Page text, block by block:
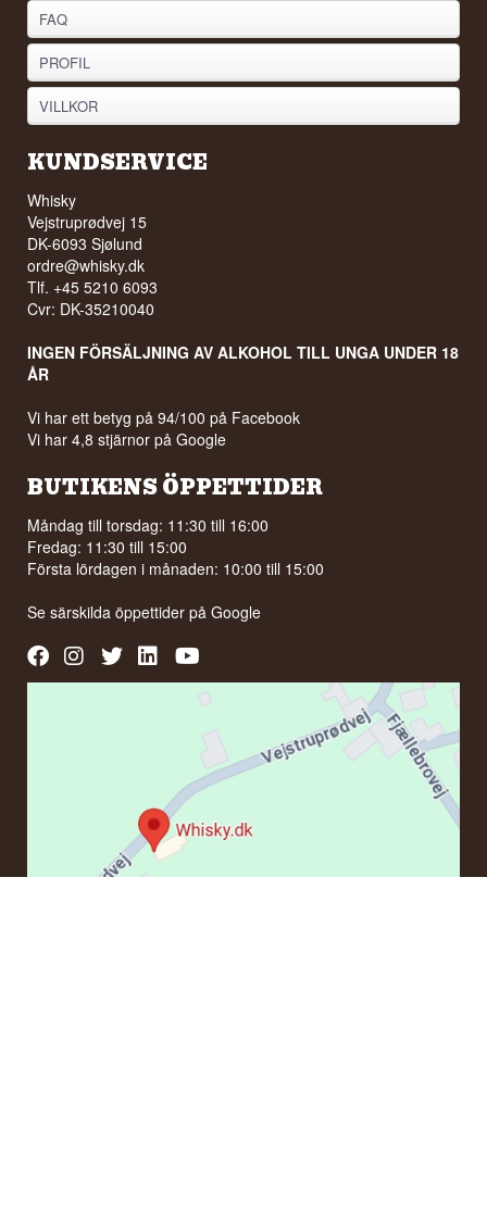
FAQ
PROFIL
VILLKOR
KUNDSERVICE
Whisky
Vejstruprødvej 15
DK-6093 Sjølund
ordre@whisky.dk
Tlf. +45 5210 6093
Cvr: DK-35210040
INGEN FÖRSÄLJNING AV ALKOHOL TILL UNGA UNDER 18
ÅR
Vi har ett betyg på 94/100 på Facebook
Vi har 4,8 stjärnor på Google
BUTIKENS ÖPPETTIDER
Måndag till torsdag: 11:30 till 16:00
Fredag: 11:30 till 15:00
Första lördagen i månaden: 10:00 till 15:00
Se särskilda öppettider påGoogle